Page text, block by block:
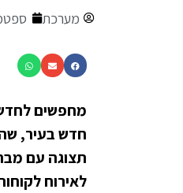
מערכת ספטמבר
מחפשים
תצוגה עם
לאירוח